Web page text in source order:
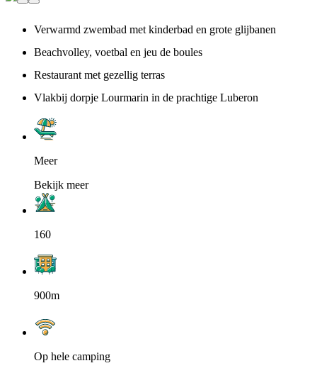
Verwarmd zwembad met kinderbad en grote glijbanen
Beachvolley, voetbal en jeu de boules
Restaurant met gezellig terras
Vlakbij dorpje Lourmarin in de prachtige Luberon
Meer
Bekijk meer
160
900m
Op hele camping